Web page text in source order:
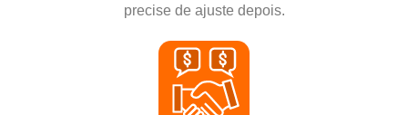
precise de ajuste depois.